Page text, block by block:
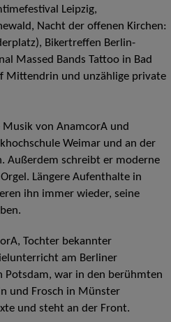
Leipzig,
Nacht der offenen Kirchen:
Bikertreffen Berlin-
Massed Bands Tattoo in Bad
Mittendrin und unzählige private
von AnamcorA und
Weimar und an der
Außerdem schreibt er moderne
Längere Aufenthalte in
ihn immer wieder, seine
Tochter bekannter
am Berliner
Potsdam, war in den berühmten
und Frosch in Münster
und steht an der Front.